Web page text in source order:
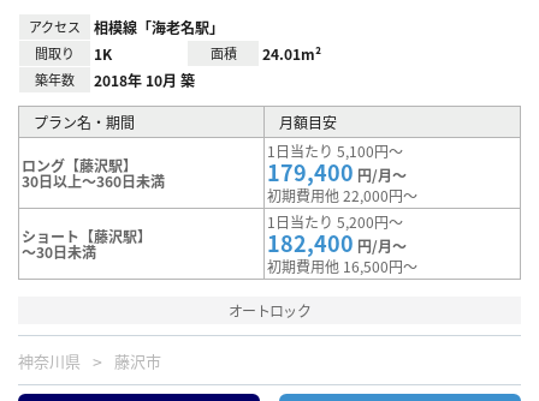
アクセス 相模線「海老名駅」
間取り 1K 面積 24.01m²
築年数 2018年 10月 築
プラン名・期間 月額目安
ロング【藤沢駅】
30日以上～360日未満
1日当たり 5,100円～
179,400 円/月～
初期費用他 22,000円～
ショート【藤沢駅】
～30日未満
1日当たり 5,200円～
182,400 円/月～
初期費用他 16,500円～
オートロック
神奈川県 藤沢市